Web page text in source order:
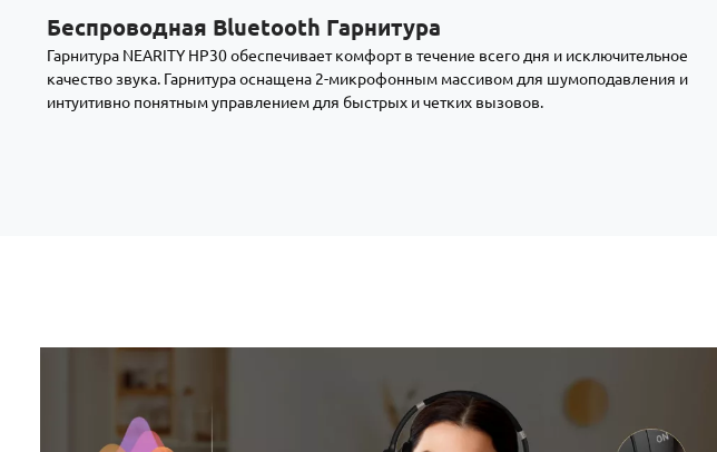
Беспроводная Bluetooth Гарнитура
Гарнитура NEARITY HP30 обеспечивает комфорт в течение всего дня и исключительное
качество звука. Гарнитура оснащена 2-микрофонным массивом для шумоподавления и
интуитивно понятным управлением для быстрых и четких вызовов.